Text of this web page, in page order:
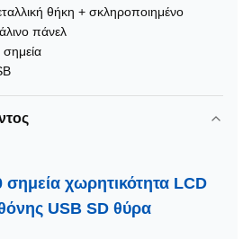
θήκη + σκληροποιημένο
πάνελ
σημεία
σημεία χωρητικότητα LCD
USB SD θύρα